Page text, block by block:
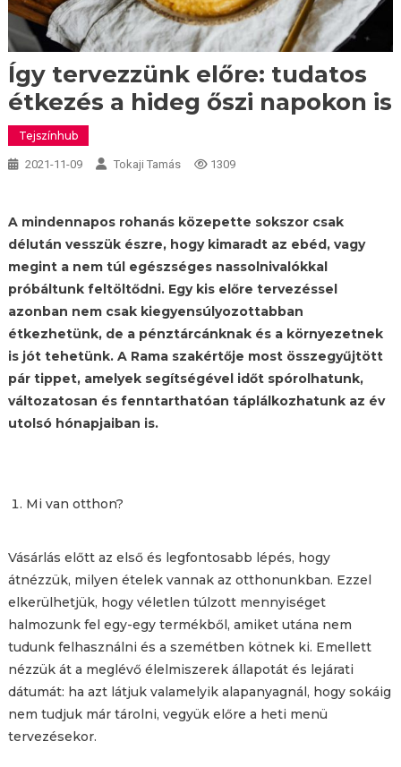
Így tervezzünk előre: tudatos
étkezés a hideg őszi napokon is
Tejszínhub
2021-11-09 Tokaji Tamás 1309
A mindennapos rohanás közepette sokszor csak
délután vesszük észre, hogy kimaradt az ebéd, vagy
megint a nem túl egészséges nassolnivalókkal
próbáltunk feltöltődni. Egy kis előre tervezéssel
azonban nem csak kiegyensúlyozottabban
étkezhetünk, de a pénztárcánknak és a környezetnek
is jót tehetünk. A Rama szakértője most összegyűjtött
pár tippet, amelyek segítségével időt spórolhatunk,
változatosan és fenntarthatóan táplálkozhatunk az év
utolsó hónapjaiban is.
Mi van otthon?
Vásárlás előtt az első és legfontosabb lépés, hogy
átnézzük, milyen ételek vannak az otthonunkban. Ezzel
elkerülhetjük, hogy véletlen túlzott mennyiséget
halmozunk fel egy-egy termékből, amiket utána nem
tudunk felhasználni és a szemétben kötnek ki. Emellett
nézzük át a meglévő élelmiszerek állapotát és lejárati
dátumát: ha azt látjuk valamelyik alapanyagnál, hogy sokáig
nem tudjuk már tárolni, vegyük előre a heti menü
tervezésekor.